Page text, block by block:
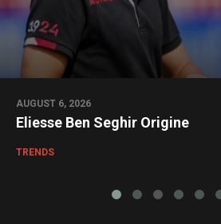
AUGUST 6, 2026
Eliesse Ben Seghir Origine
TRENDS